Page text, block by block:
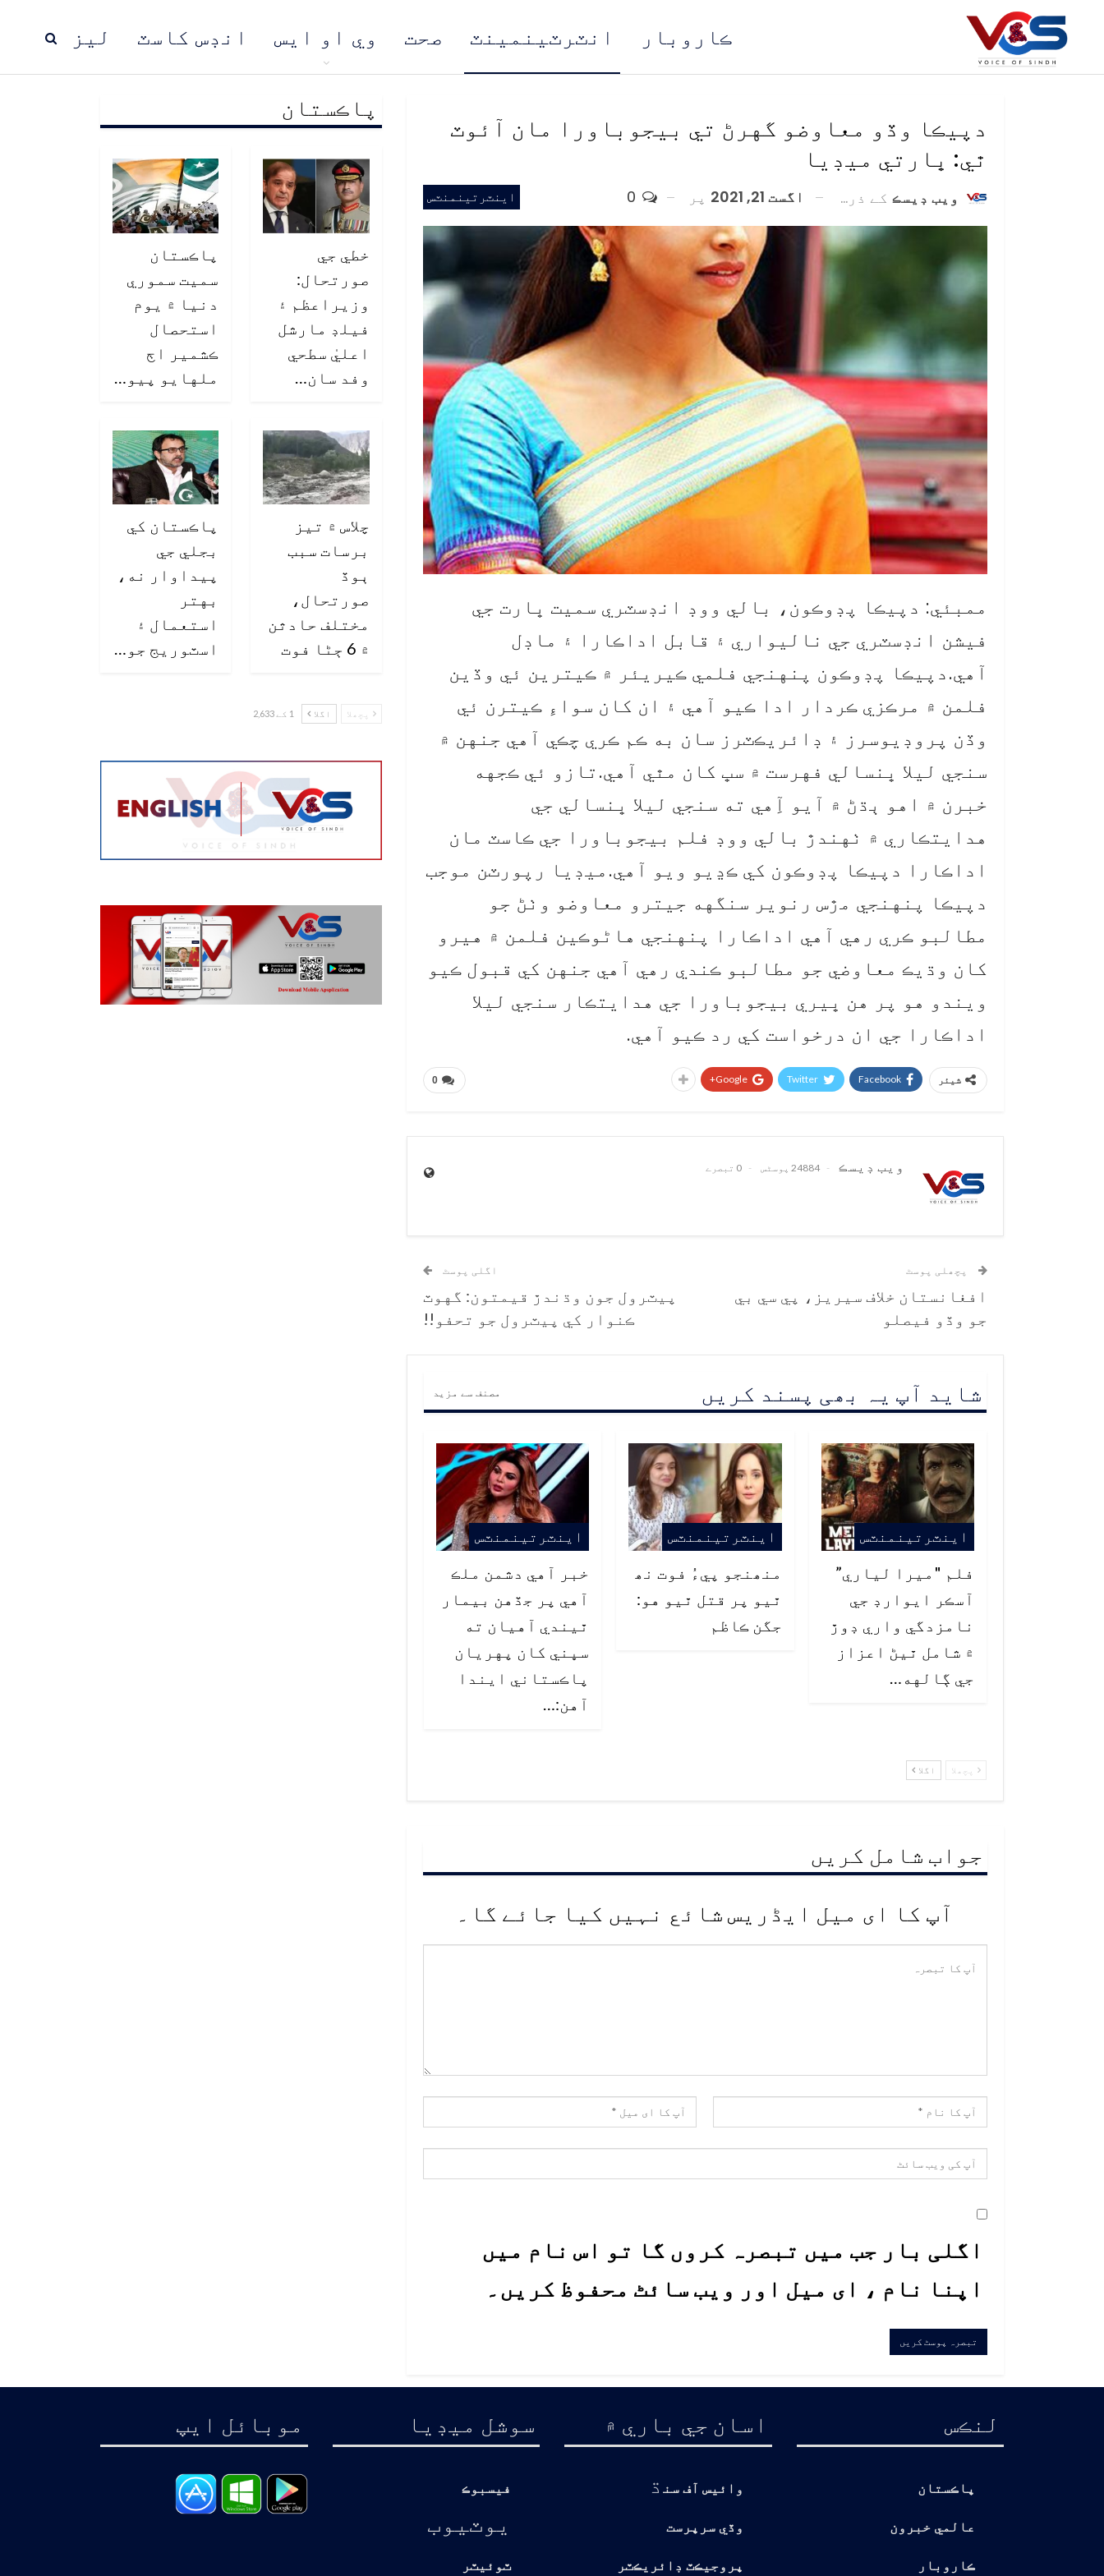
ليز انڊس کاسٽ وي او ايس صحت انٽرٽينمينٽ ڪاروبار
پاڪستان مُنڍ
دپيڪا وڏو معاوضو گهرڻ تي بيجوباورا مان آئوٽ
ٿي: ڀارتي ميڊيا
اينٽرتينمنٽس ويب ڊيسڪ کے ذریعہ اگست 21, 2021 پر
ممبئي: دپيڪا پڊوڪون، بالي ووڊ انڊسٽري سميت ڀارت جي
فيشن انڊسٽري جي ناليواري ۽ قابل اداڪارا ۽ ماڊل
آهي.دپيڪا پڊوڪون پنهنجي فلمي ڪيريئر ۾ ڪيترين ئي وڏين
فلمن ۾ مرڪزي ڪردار ادا ڪيو آهي ۽ ان کان سواءِ ڪيترن ئي
وڏن پروڊيوسرز ۽ ڊائريڪٽرز سان به ڪم ڪري چڪي آهي جنهن ۾
سنجي ليلا ڀنسالي فهرست ۾ سڀ کان مٿي آهي.تازو ئي ڪجهه
خبرن ۾ اهو ٻڌڻ ۾ آيو آِهي ته سنجي ليلا ڀنسالي جي
هدايتڪاري ۾ ٺهندڙ بالي ووڊ فلم بيجوباورا جي ڪاسٽ مان
اداڪارا دپيڪا پڊوڪون کي ڪڍيو ويو آهي.ميڊيا رپورٽن موجب
دپيڪا پنهنجي مڙس رنوير سنگهه جيترو معاوضو وٺڻ جو
مطالبو ڪري رهي آهي اداڪارا پنهنجي هاڻوڪين فلمن ۾ هيرو
کان وڌيڪ معاوضي جو مطالبو ڪندي رهي آهي جنهن کي قبول ڪيو
ويندو هو پر هن ڀيري بيجوباورا جي هدايتڪار سنجي ليلا
اداڪارا جي ان درخواست کي رد ڪيو آهي.
0 شیئر Facebook
Twitter
Google+
ويب ڊيسڪ 24884 پوسٹس 0 تبصرے
پچھلی پوسٹ
افغانستان خلاف سيريز، پي سي بي
جو وڏو فيصلو
اگلی پوسٹ
پيٽرول جون وڌندڙ قيمتون: گهوٽ
ڪنوار کي پيٽرول جو تحفو!!
شاید آپ یہ بھی پسند کریں مصنف سے مزید
اينٽرتينمنٽس
فلم "ميرا لياري”
آسڪر ايوارڊ جي
نامزدگي واري ڊوڙ
۾ شامل ٿيڻ اعزاز
جي ڳالهه…
اينٽرتينمنٽس
منھنجو پيءُ فوت نھ
ٿيو پر قتل ٿيو هو:
جگن ڪاظم
اينٽرتينمنٽس
خبر آهي دشمن ملڪ
آهي پر جڏهن بيمار
ٿيندي آهيان ته
سڀني کان پهريان
پاڪستاني ايندا
آهن:…
پچھلا اگلا
جواب شامل کریں
آپ کا ای میل ایڈریس شائع نہیں کیا جائے گا۔
اگلی بار جب میں تبصرہ کروں گا تو اس نام میں
اپنا نام ، ای میل اور ویب سائٹ محفوظ کریں۔
پاڪستان
خطي جي
صورتحال:
وزيراعظم ۽
فيلڊ مارشل
اعليٰ سطحي
وفد سان…
پاڪستان
سميت سموري
دنيا ۾ يوم
استحصال
ڪشمير اڄ
ملهايو پيو…
چلاس ۾ تيز
برسات سبب
ٻوڏ
صورتحال،
مختلف حادثن
۾ 6 ڄڻا فوت
پاڪستان کي
بجلي جي
پيداوار نه،
بهتر
استعمال ۽
اسٽوريج جو…
پچھلا اگلا 1 کے 2,633
لنڪس
پاڪستان
عالمي خبرون
ڪاروبار
اسان جي باري ۾
وائيس آف سن ڌ
وڏي سرپرست
پروجيڪٽ ڊائريڪٽر
سوشل ميڊيا
فيسبوڪ
يوٽيوب
ٽوئيٽر
موبائل ايپ